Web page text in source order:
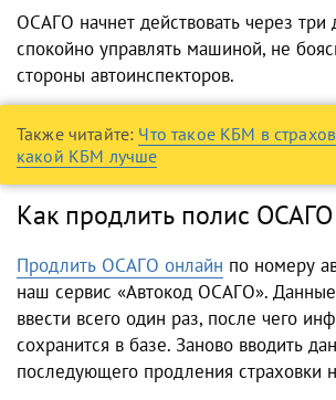
ОСАГО начнет действовать через
спокойно управлять машиной, не
стороны автоинспекторов.
Также читайте: Что такое КБМ в
какой КБМ лучше
Как продлить полис
Продлить ОСАГО онлайн по номеру
наш сервис «Автокод ОСАГО».
ввести всего один раз, после чего
сохранится в базе. Заново вводить
последующего продления страховки